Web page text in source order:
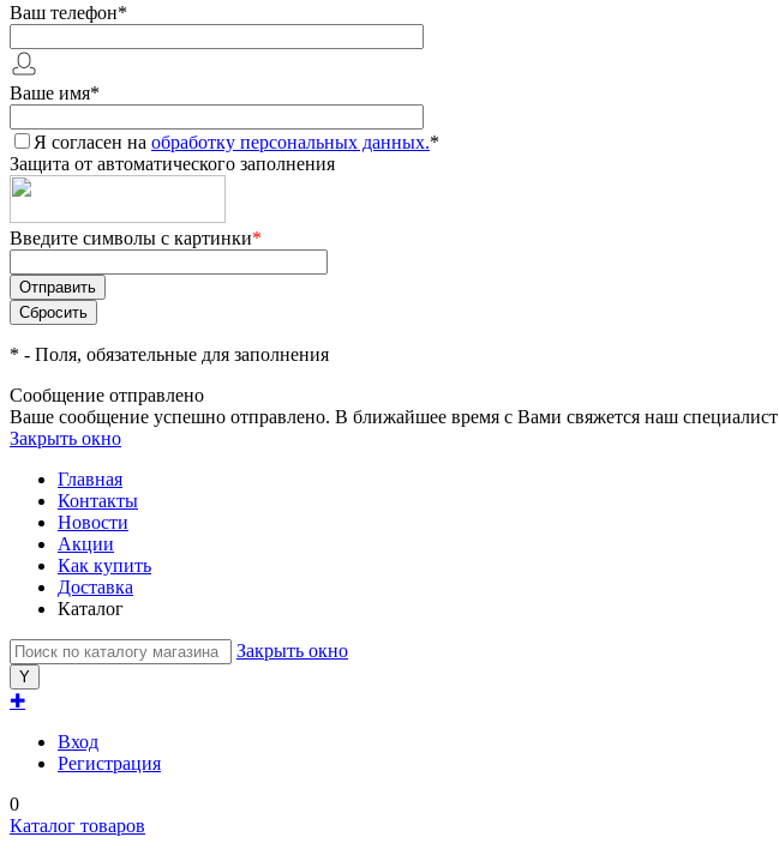
Ваш телефон*
Ваше имя*
Я согласен на обработку персональных данных.*
Защита от автоматического заполнения
Введите символы с картинки*
* - Поля, обязательные для заполнения
Сообщение отправлено
Ваше сообщение успешно отправлено. В ближайшее время с Вами свяжется наш специалист
Закрыть окно
Главная
Контакты
Новости
Акции
Как купить
Доставка
Каталог
Закрыть окно
✚
Вход
Регистрация
0
Каталог товаров